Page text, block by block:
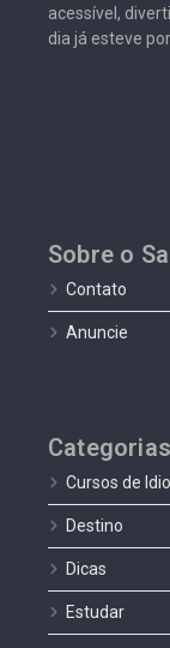
acessível,
dia já esteve
Sobre o
Contato
Anuncie
Cursos de
Destino
Dicas
Estudar